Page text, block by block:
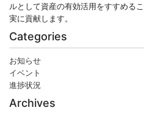
ルとして資産の有効活用をすすめる
実に貢献します。
Categories
お知らせ
イベント
進捗状況
Archives